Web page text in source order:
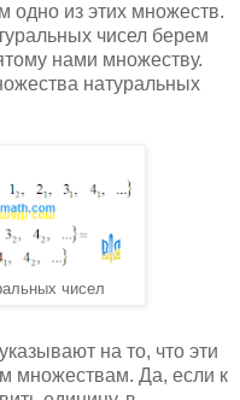
одно из этих множеств.
чисел берем
нами множеству.
натуральных
чисел
на то, что эти
множествам. Да, если к